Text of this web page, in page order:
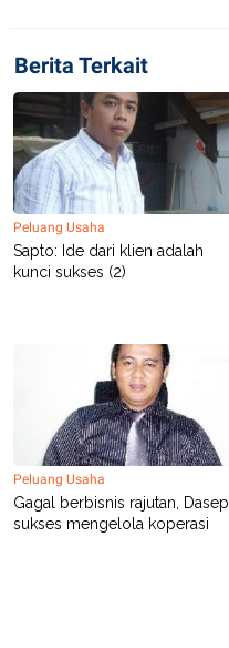
Berita Terkait
Peluang Usaha
Sapto: Ide dari klien adalah
kunci sukses (2)
Peluang Usaha
Gagal berbisnis rajutan, Dasep
sukses mengelola koperasi